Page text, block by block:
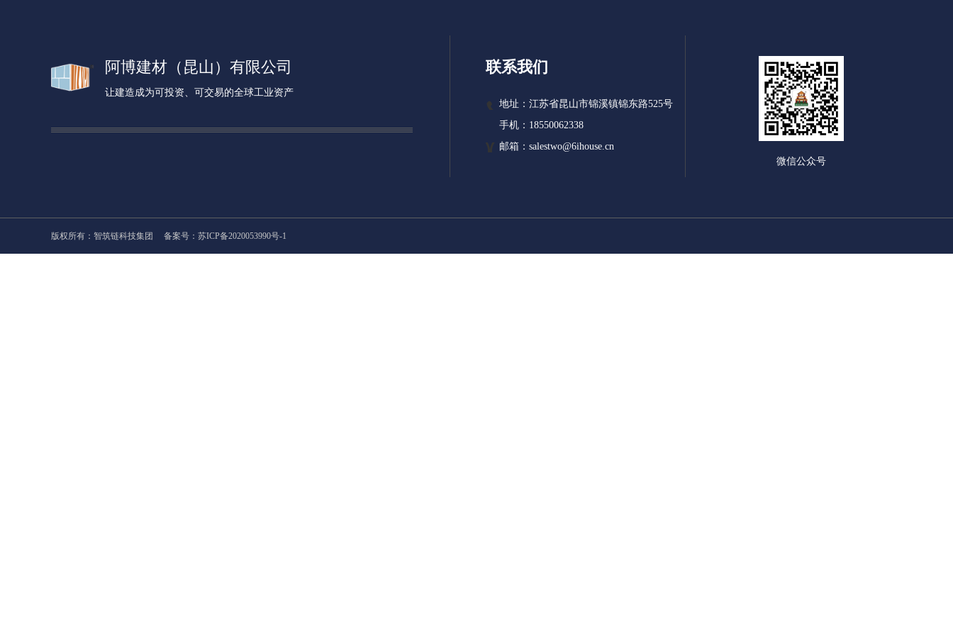
阿博建材（昆山）有限公司
让建造成为可投资、可交易的全球工业资产
联系我们
地址：江苏省昆山市锦溪镇锦东路525号
手机：18550062338
邮箱：salestwo@6ihouse.cn
微信公众号
版权所有：智筑链科技集团 备案号：苏ICP备2020053990号-1